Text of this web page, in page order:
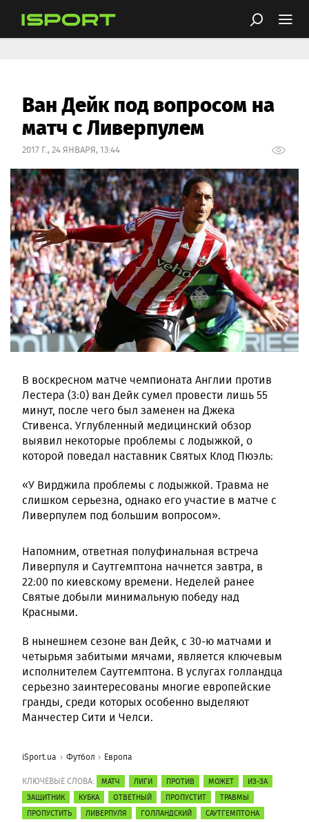
Ван Дейк под вопросом на
матч с Ливерпулем
2017 Г., 24 ЯНВАРЯ, 13:44
В воскресном матче чемпионата Англии против
Лестера (3:0) ван Дейк сумел провести лишь 55
минут, после чего был заменен на Джека
Стивенса. Углубленный медицинский обзор
выявил некоторые проблемы с лодыжкой, о
которой поведал наставник Святых Клод Пюэль:
«У Вирджила проблемы с лодыжкой. Травма не
слишком серьезна, однако его участие в матче с
Ливерпулем под большим вопросом».
Напомним, ответная полуфинальная встреча
Ливерпуля и Саутгемптона начнется завтра, в
22:00 по киевскому времени. Неделей ранее
Святые добыли минимальную победу над
Красными.
В нынешнем сезоне ван Дейк, с 30-ю матчами и
четырьмя забитыми мячами, является ключевым
исполнителем Саутгемптона. В услугах голландца
серьезно заинтересованы многие европейские
гранды, среди которых особенно выделяют
Манчестер Сити и Челси.
iSport.ua Футбол Европа
КЛЮЧЕВЫЕ СЛОВА: МАТЧ ЛИГИ ПРОТИВ МОЖЕТ
ИЗ-ЗА
ЗАЩИТНИК
КУБКА ОТВЕТНЫЙ ПРОПУСТИТ
ТРАВМЫ
ПРОПУСТИТЬ
ЛИВЕРПУЛЯ ГОЛЛАНДСКИЙ
САУТГЕМПТОНА